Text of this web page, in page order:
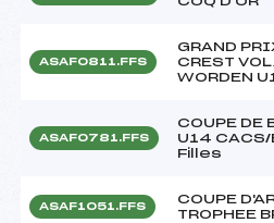
ASAF0811.FFS
GRAND
CREST
WORDEN
ASAF0781.FFS
COUPE DE
U14 CACS/
Filles
ASAF1051.FFS
COUPE
TROPHEE